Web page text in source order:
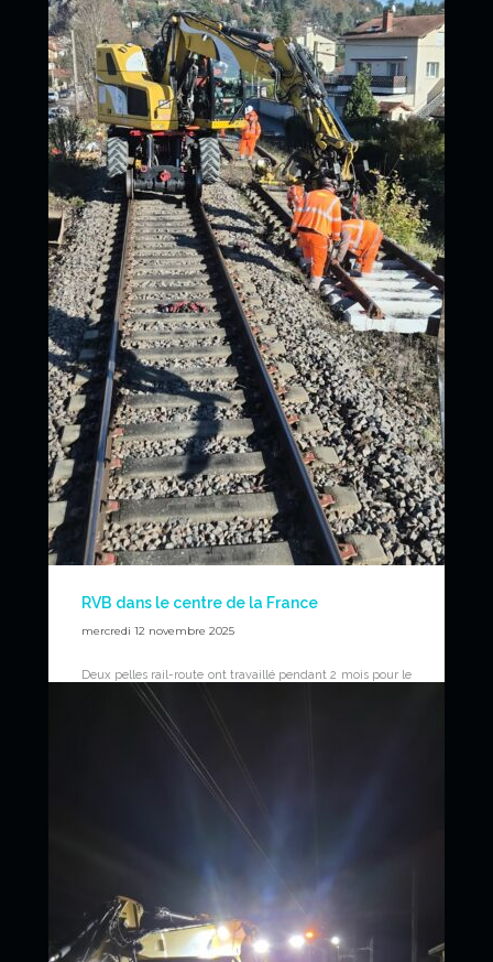
milieu contraint, en coactivité, avec beaucoup de
passage de personnels et de rames.
Il s’agit ici d’un chantier de pose de hottes aspirantes pour
locomotives à Méricourt. Notre pelle rail-route est
équipée d’un bras de manutention (fléchette) pour
pouvoir disposer d’une longueur supplémentaire pour
accéder à des espaces plus lointains ou plus haut.
News
RVB dans le centre de la France
mercredi 12 novembre 2025
Deux pelles rail-route ont travaillé pendant 2 mois pour le
compte de la société Colas Rail sur leur chantier de RVB
du Puy en Velay. Une grande partie des travaux s’est
déroulée à la gare du Puy-en-Velay (43). Grâce
notamment à nos équipes, le chantier a pu se terminer à
temps et a permis une réouverture de la ligne ferroviaire